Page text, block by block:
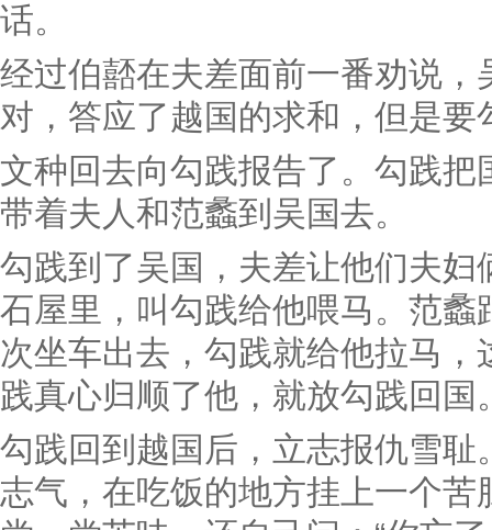
话。
经过伯嚭在夫差面前一番劝说
对，答应了越国的求和，但是要
文种回去向勾践报告了。勾践
带着夫人和范蠡到吴国去。
勾践到了吴国，夫差让他们夫
石屋里，叫勾践给他喂马。范
次坐车出去，勾践就给他拉马
践真心归顺了他，就放勾践回国
勾践回到越国后，立志报仇雪
志气，在吃饭的地方挂上一个